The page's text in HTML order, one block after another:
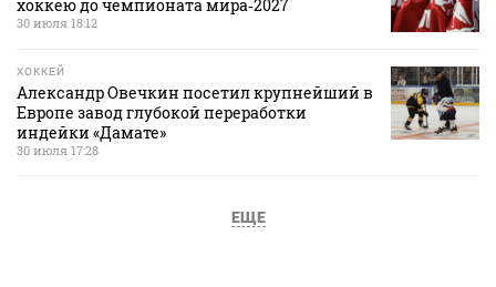
хоккею до чемпионата мира‑2027
30 июля 18:12
ХОККЕЙ
Александр Овечкин посетил крупнейший в
Европе завод глубокой переработки
индейки «Дамате»
30 июля 17:28
ЕЩЕ